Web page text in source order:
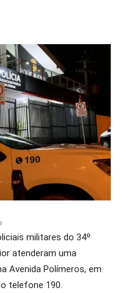
militares do 34º
atenderam uma
Avenida Polímeros, em
telefone 190.